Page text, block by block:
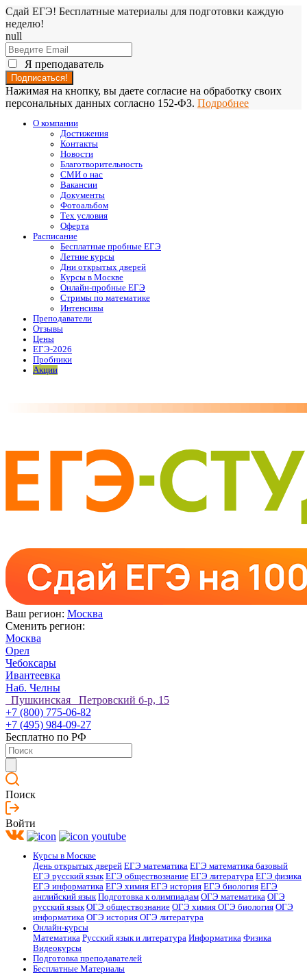
Сдай ЕГЭ! Бесплатные материалы для подготовки каждую
неделю!
null
Я преподаватель
Нажимая на кнопку, вы даете согласие на обработку своих
персональных данных согласно 152-ФЗ. Подробнее
О компании
Достижения
Контакты
Новости
Благотворительность
СМИ о нас
Вакансии
Документы
Фотоальбом
Тех условия
Оферта
Расписание
Бесплатные пробные ЕГЭ
Летние курсы
Дни открытых дверей
Курсы в Москве
Онлайн-пробные ЕГЭ
Стримы по математике
Интенсивы
Преподаватели
Отзывы
Цены
ЕГЭ-2026
Пробники
Акции
Ваш регион: Москва
Сменить регион:
Москва
Орел
Чебоксары
Ивантеевка
Наб. Челны
Пушкинская Петровский б-р, 15
+7 (800) 775-06-82
+7 (495) 984-09-27
Бесплатно по РФ
Поиск
Войти
Курсы в Москве
День открытых дверей ЕГЭ математика ЕГЭ математика базовый
ЕГЭ русский язык ЕГЭ обществознание ЕГЭ литература ЕГЭ физика
ЕГЭ информатика ЕГЭ химия ЕГЭ история ЕГЭ биология ЕГЭ
английский язык Подготовка к олимпиадам ОГЭ математика ОГЭ
русский язык ОГЭ обществознание ОГЭ химия ОГЭ биология ОГЭ
информатика ОГЭ история ОГЭ литература
Онлайн-курсы
Математика Русский язык и литература Информатика Физика
Видеокурсы
Подготовка преподавателей
Бесплатные Материалы